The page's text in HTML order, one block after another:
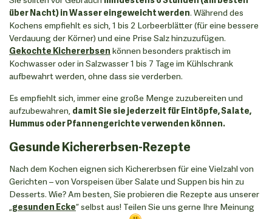
über Nacht) in Wasser eingeweicht werden. Während des
Kochens empfiehlt es sich, 1 bis 2 Lorbeerblätter (für eine bessere
Verdauung der Körner) und eine Prise Salz hinzuzufügen.
Gekochte Kichererbsen können besonders praktisch im
Kochwasser oder in Salzwasser 1 bis 7 Tage im Kühlschrank
aufbewahrt werden, ohne dass sie verderben.
Es empfiehlt sich, immer eine große Menge zuzubereiten und
aufzubewahren, damit Sie sie jederzeit für Eintöpfe, Salate,
Hummus oder Pfannengerichte verwenden können.
Gesunde Kichererbsen-Rezepte
Nach dem Kochen eignen sich Kichererbsen für eine Vielzahl von
Gerichten – von Vorspeisen über Salate und Suppen bis hin zu
Desserts. Wie? Am besten, Sie probieren die Rezepte aus unserer
gesunden Ecke” selbst aus! Teilen Sie uns gerne Ihre Meinung